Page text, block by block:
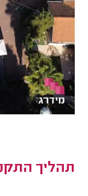
תהליך